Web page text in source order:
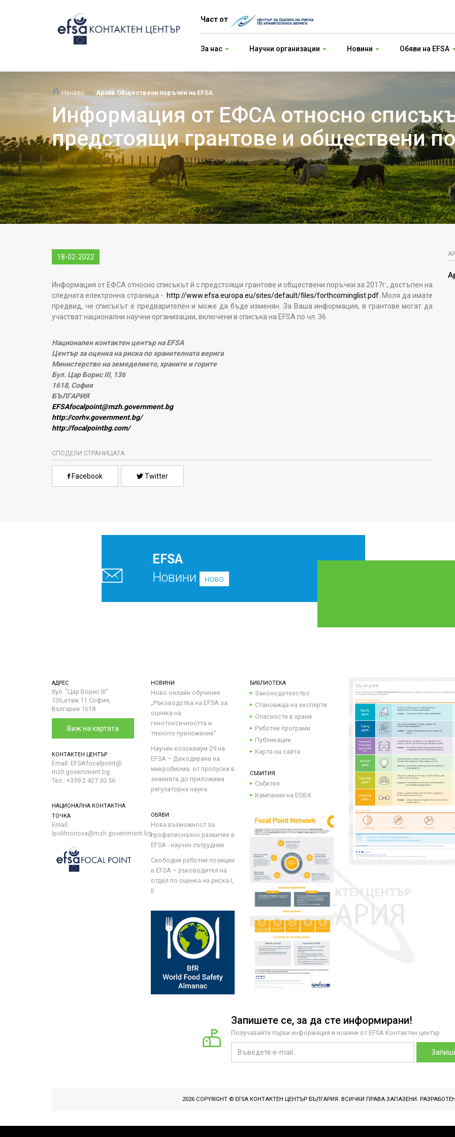
Част от
За нас Научни организации Новини Обяви на EFSA
Начало Архив Обществени поръчки на EFSA
Информация от ЕФСА относно
предстоящи грантове и обществени
18-02-2022
Информация от ЕФСА относно списъкът й с предстоящи грантове и обществени поръчки за 2017г., достъпен на
следната електронна страница -
http://www.efsa.europa.eu/sites/default/files/forthcominglist.pdf. Моля да имате
предвид, че списъкът е предварителен и може да бъде изменян. За Ваша информация, в грантове могат да
участват национални научни организации, включени в списъка на EFSA по чл. 36.
Национален контактен център на EFSA
Център за оценка на риска по хранителната верига
Министерство на земеделието, храните и горите
Бул. Цар Борис III, 136
1618, София
БЪЛГАРИЯ
EFSAfocalpoint@mzh.government.bg
http://corhv.government.bg/
http://focalpointbg.com/
СПОДЕЛИ СТРАНИЦАТА
Facebook Twitter
EFSA
Новини
ново
АДРЕС
бул. "Цар Борис III"
136,етаж 11 София,
България 1618
Виж на картата
КОНТАКТЕН ЦЕНТЪР
Email: EFSAfocalpoint@
mzh.government.bg
Тел.: +359 2 427 30 56
НАЦИОНАЛНА КОНТАКТНА
ТОЧКА
Email:
lpolihronova@mzh.government.bg
НОВИНИ
Ново онлайн обучение
„Ръководства на ЕFSA за
оценка на
генотоксичността и
тяхното приложение“
Научен колоквиум 29 на
EFSA – Декодиране на
микробиома: от пропуски в
знанията до приложима
регулаторна наука
ОБЯВИ
Нова възможност за
професионално развитие в
EFSA - научен сътрудник
Свободни работни позиции
в EFSA – ръководител на
отдел по оценка на риска I,
II
БИБЛИОТЕКА
Законодателство
Становища на експерти
Опасности в храни
Работни програми
Публикации
Карта на сайта
СЪБИТИЯ
Събития
Кампании на ЕОБХ
Запишете се, за да сте информирани!
Получавайте първи информация и новини от EFSA Контактен център
2026 COPYRIGHT © EFSA КОНТАКТЕН ЦЕНТЪР БЪЛГАРИЯ. ВСИЧКИ ПРАВА ЗАПАЗЕНИ.